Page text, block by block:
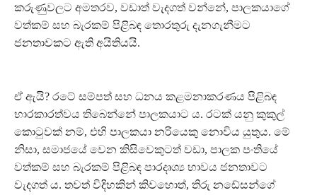
කරුණුවලට අමතරව, වඩාත් වැදගත් වන්නේ, පාලකයාගේ
වත්කම් සහ බැරකම් පිළිබඳ තොරතුරු දැනගැනීමට
ජනතාවකට ඇති අයිතියයි.
ඒ ඇයි? රටේ සම්පත් සහ ධනය කළමනාකරණය පිළිබඳ
භාරකාරත්වය තිබෙන්නේ පාලකයාට ය. රටක් යනු කුකුල්
කොටුවක් නම්, එහි පාලකයා නරියෙකු නොවිය යුතුය. මේ
නිසා, සමාජයේ වෙන කිසිවෙකුටත් වඩා, පාලක පංතියේ
වත්කම් සහ බැරකම් පිළිබඳ පාරදෘශ්‍ය භාවය ජනතාවට
වැදගත් ය. තවත් විදිහකින් කිවහොත්, තිරු නඩේසන්ගේ